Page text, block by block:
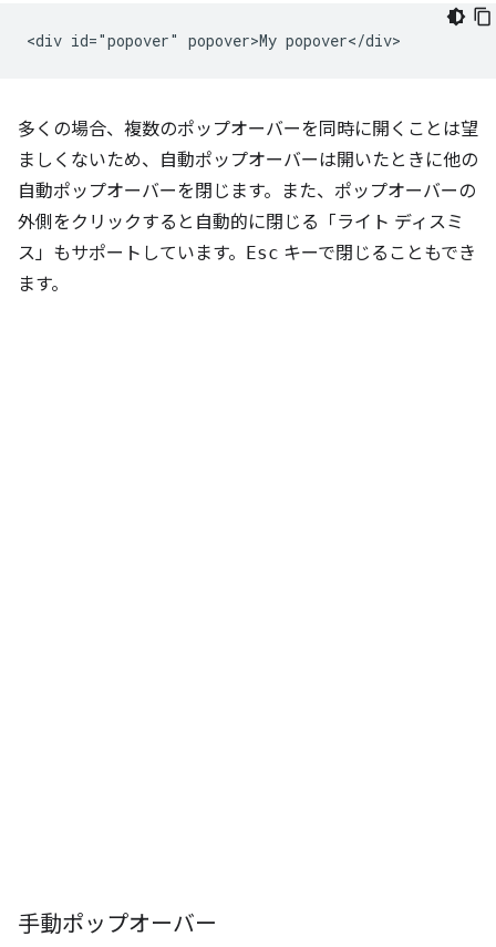
多くの場合、複数のポップオーバーを同時に開くことは望
ましくないため、自動ポップオーバーは開いたときに他の
自動ポップオーバーを閉じます。また、ポップオーバーの
外側をクリックすると自動的に閉じる「ライト ディスミ
ス」もサポートしています。 Esc キーで閉じることもでき
ます。
手動ポップオーバー